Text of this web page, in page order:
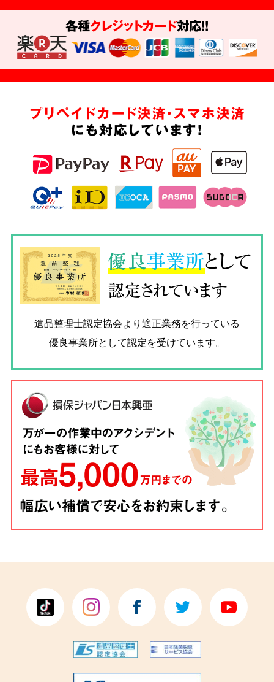
各種クレジットカード対応!!
プリペイドカード決済・スマホ決済
にも対応しています!
優良事業所として
認定されています
遺品整理士認定協会より適正業務を行っている
優良事業所として認定を受けています。